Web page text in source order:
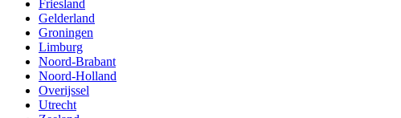
Friesland
Gelderland
Groningen
Limburg
Noord-Brabant
Noord-Holland
Overijssel
Utrecht